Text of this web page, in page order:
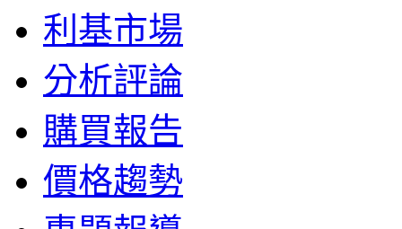
利基市場
分析評論
購買報告
價格趨勢